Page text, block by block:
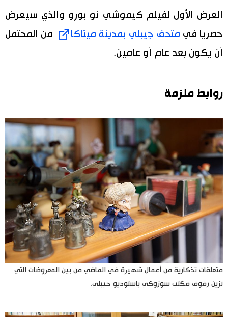
العرض الأول لفيلم كيموشي نو بورو والذي سيعرض
حصريا في متحف جيبلي بمدينة ميتاكا
من المحتمل
أن يكون بعد عام أو عامين.
روابط ملزمة
متعلقات تذكارية من أعمال شهيرة في الماضي من بين المعروضات التي
تزين رفوف مكتب سوزوكي باستوديو جيبلي.